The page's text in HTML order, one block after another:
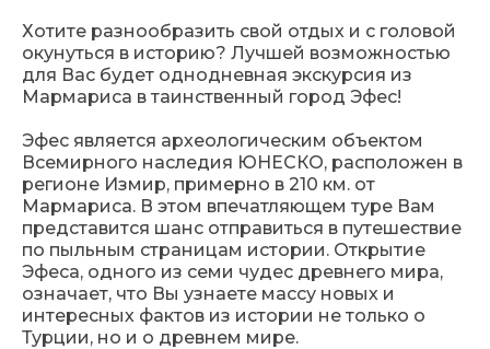
Хотите разнообразить свой отдых и с головой
окунуться в историю? Лучшей возможностью
для Вас будет однодневная экскурсия из
Мармариса в таинственный город Эфес!
Эфес является археологическим объектом
Всемирного наследия ЮНЕСКО, расположен в
регионе Измир, примерно в 210 км. от
Мармариса. В этом впечатляющем туре Вам
представится шанс отправиться в путешествие
по пыльным страницам истории. Открытие
Эфеса, одного из семи чудес древнего мира,
означает, что Вы узнаете массу новых и
интересных фактов из истории не только о
Турции, но и о древнем мире.